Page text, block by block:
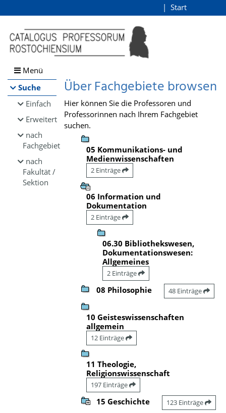
Browsen
direkt zum Inhalt
Start
Menü
Suche
Einfach
Erweitert
nach
Fachgebiet
nach
Fakultät /
Sektion
Über Fachgebiete browsen
Hier können Sie die Professoren und
Professorinnen nach Ihrem Fachgebiet
suchen.
05 Kommunikations- und
Medienwissenschaften
2 Einträge
06 Information und
Dokumentation
2 Einträge
06.30 Bibliothekswesen,
Dokumentationswesen:
Allgemeines
2 Einträge
08 Philosophie 48 Einträge
10 Geisteswissenschaften
allgemein
12 Einträge
11 Theologie,
Religionswissenschaft
197 Einträge
15 Geschichte 123 Einträge